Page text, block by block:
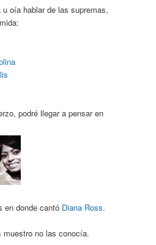
oía hablar de las supremas,
podré llegar a pensar en
en donde cantó Diana Ross.
muestro no las conocía.